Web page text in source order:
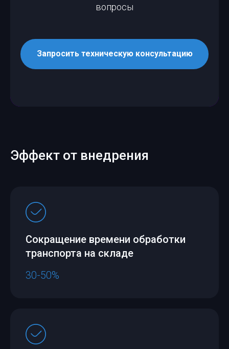
вопросы
Запросить техническую консультацию
Эффект от внедрения
Сокращение времени обработки
транспорта на складе
30-50%